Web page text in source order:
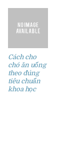
Cách cho
chó ăn uống
theo đúng
tiêu chuẩn
khoa học